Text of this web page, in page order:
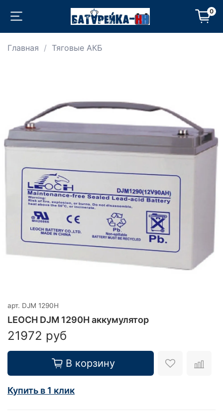
0
Главная Тяговые АКБ
арт. DJM 1290H
LEOCH DJM 1290H аккумулятор
21972 руб
В корзину
Купить в 1 клик